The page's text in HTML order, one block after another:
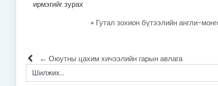
ирмэгийг зурах
» Гутал зохион бүтээлийн англи-
← Оюутны цахим хичээлийн гарын авлага
Шилжих...